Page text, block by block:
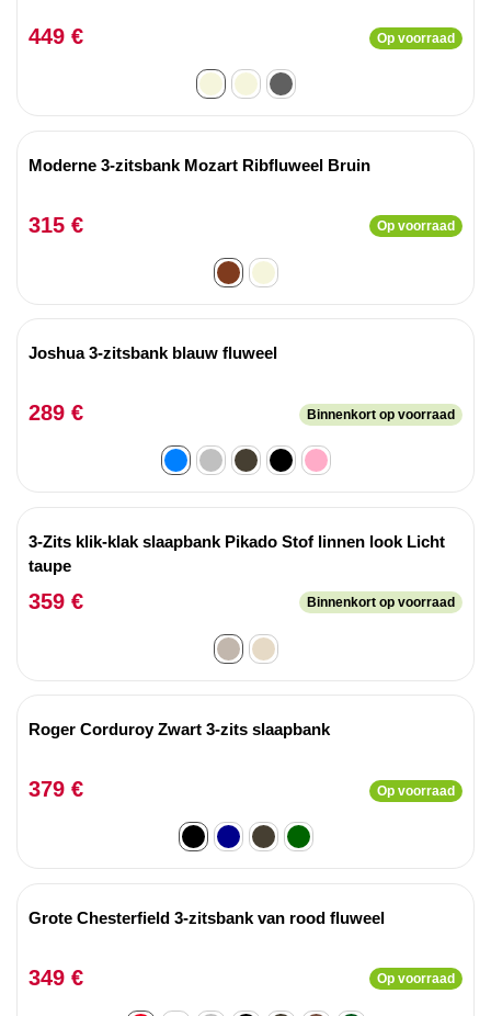
449 € Op voorraad
Moderne 3-zitsbank Mozart Ribfluweel Bruin
315 € Op voorraad
Joshua 3-zitsbank blauw fluweel
289 € Binnenkort op voorraad
3-Zits klik-klak slaapbank Pikado Stof linnen look Licht
taupe
359 € Binnenkort op voorraad
Roger Corduroy Zwart 3-zits slaapbank
379 € Op voorraad
Grote Chesterfield 3-zitsbank van rood fluweel
349 € Op voorraad